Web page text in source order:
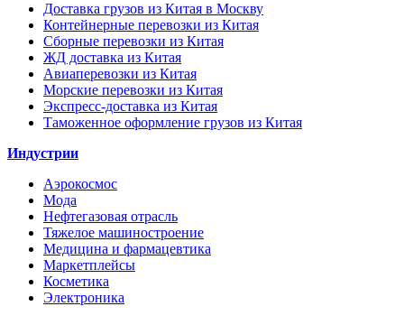
Доставка грузов из Китая в Москву
Контейнерные перевозки из Китая
Сборные перевозки из Китая
ЖД доставка из Китая
Авиаперевозки из Китая
Морские перевозки из Китая
Экспресс-доставка из Китая
Таможенное оформление грузов из Китая
Индустрии
Аэрокосмос
Мода
Нефтегазовая отрасль
Тяжелое машиностроение
Медицина и фармацевтика
Маркетплейсы
Косметика
Электроника